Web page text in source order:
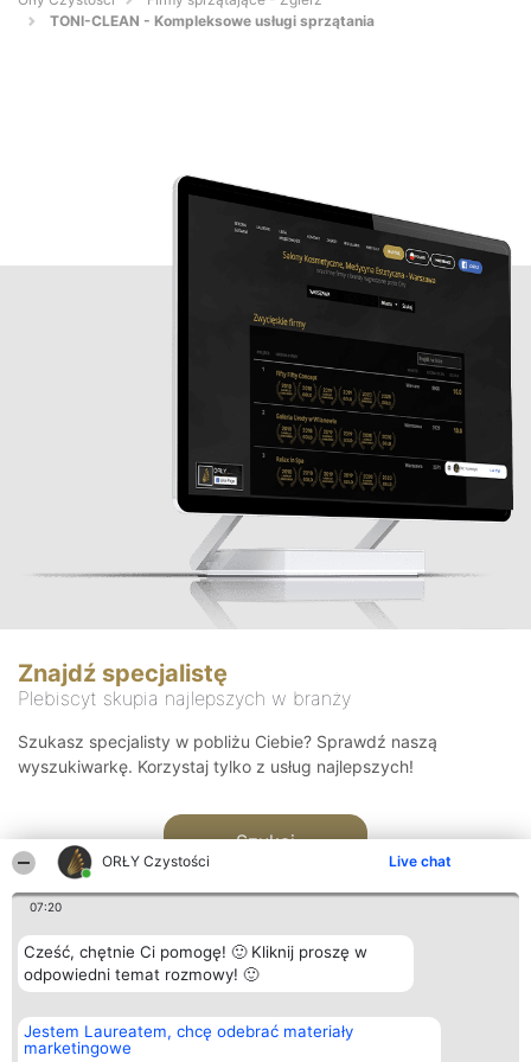
ORŁY Czystości Live chat
07:20
Cześć, chętnie Ci pomogę! 🙂 Kliknij proszę w
odpowiedni temat rozmowy! 🙂
Jestem Laureatem, chcę odebrać materiały
marketingowe
TONI-CLEAN - Kompleksowe usługi sprzątania
Znajdź specjalistę
Plebiscyt skupia najlepszych w branży
Szukasz specjalisty w pobliżu Ciebie? Sprawdź naszą
wyszukiwarkę. Korzystaj tylko z usług najlepszych!
Szukaj
Organizator plebiscytu
Bright Side Solutions sp. z o.
o. sp. k.
Plebiscyt
Laureaci
Kontakt
Kontakt